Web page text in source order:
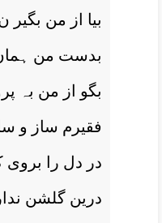
بیا از من بگیر
بدست من
بگو از من بہ
فقیرم ساز و
در دل را
درین گلشن